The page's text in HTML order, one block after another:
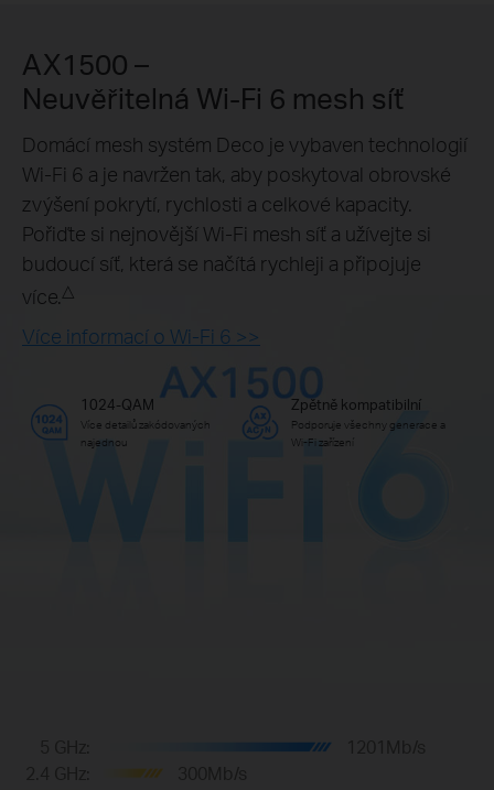
AX1500 –
Neuvěřitelná Wi-Fi 6 mesh síť
Domácí mesh systém Deco je vybaven technologií
Wi-Fi 6 a je navržen tak, aby poskytoval obrovské
zvýšení pokrytí, rychlosti a celkové kapacity.
Pořiďte si nejnovější Wi-Fi mesh síť a užívejte si
budoucí síť, která se načítá rychleji a připojuje
více.△
Více informací o Wi-Fi 6 >>
1024-QAM
Více detailů zakódovaných
najednou
Zpětně kompatibilní
Podporuje všechny generace a
Wi-Fi zařízení